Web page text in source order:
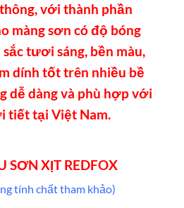
với thành phần
màng sơn có độ bóng
tươi sáng, bền màu,
dính tốt trên nhiều bề
dễ dàng và phù hợp với
tiết tại Việt Nam.
SƠN XỊT REDFOX
tính chất tham khảo)